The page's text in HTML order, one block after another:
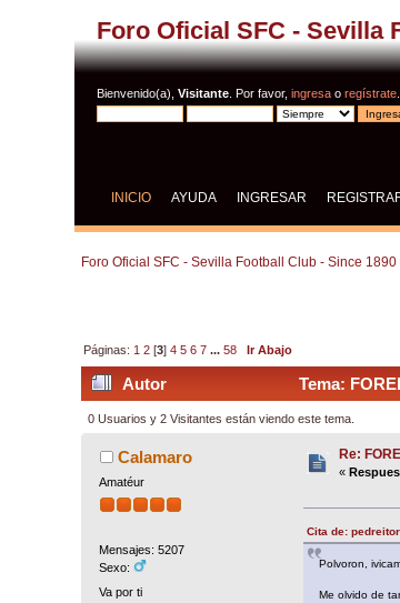
Foro Oficial SFC - Sevilla
Bienvenido(a),Visitante . Por favor,ingresa oregístrate
INICIO AYUDA INGRESAR
Foro Oficial SFC - Sevilla Football Club - Since 1890
Páginas: 1 2 [3]4 5 6 7 ...58 Ir Abajo
Autor Tema:
0 Usuarios y 2 Visitantes están viendo este tema.
Calamaro
Amatéur
Mensajes: 5207
Sexo:
Va por ti
Re:
«
Cita de:
Polvoron,
Me olvido de